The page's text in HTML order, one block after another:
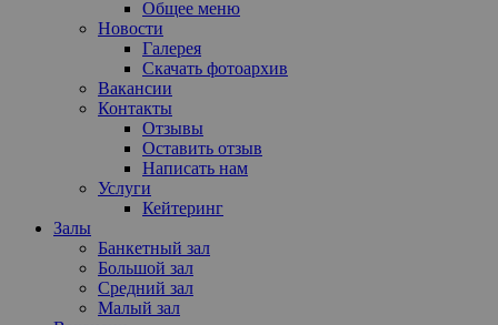
Общее меню
Новости
Галерея
Скачать фотоархив
Вакансии
Контакты
Отзывы
Оставить отзыв
Написать нам
Услуги
Кейтеринг
Залы
Банкетный зал
Большой зал
Средний зал
Малый зал